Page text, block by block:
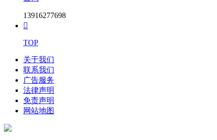
本次招标公告同时在交易中心、无锡市公共资源交易网、江苏
省建设工程招标网上发布。
8.联系方式
招标人：无锡地铁集团有限公司
地址：无锡市梁溪区清扬路228号地铁大厦
邮编：214000
联系人：仓工
13916277698

TOP
关于我们
联系我们
广告服务
法律声明
免责声明
网站地图